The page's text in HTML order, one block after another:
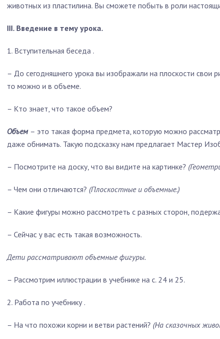
животных из пластилина. Вы сможете побыть в роли
III. Введение в тему урока.
1. Вступительная беседа .
– До сегодняшнего урока вы изображали на плоскости свои
то можно и в объеме.
– Кто знает, что такое объем?
Объем – это такая форма предмета, которую можно
даже обнимать. Такую подсказку нам предлагает Мастер
– Посмотрите на доску, что вы видите на картинке?
– Чем они отличаются? (Плоскостные и объемные.)
– Какие фигуры можно рассмотреть с разных сторон,
– Сейчас у вас есть такая возможность.
Дети рассматривают объемные фигуры.
– Рассмотрим иллюстрации в учебнике на с. 24 и 25.
2. Работа по учебнику .
– На что похожи корни и ветви растений? (На сказочных